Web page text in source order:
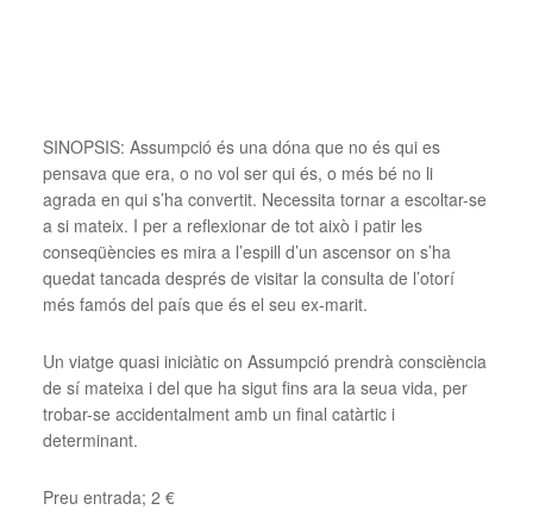
SINOPSIS: Assumpció és una dóna que no és qui es
pensava que era, o no vol ser qui és, o més bé no li
agrada en qui s’ha convertit. Necessita tornar a escoltar-se
a si mateix. I per a reflexionar de tot això i patir les
conseqüències es mira a l’espill d’un ascensor on s’ha
quedat tancada després de visitar la consulta de l’otorí
més famós del país que és el seu ex-marit.
Un viatge quasi iniciàtic on Assumpció prendrà consciència
de sí mateixa i del que ha sigut fins ara la seua vida, per
trobar-se accidentalment amb un final catàrtic i
determinant.
Preu entrada; 2 €